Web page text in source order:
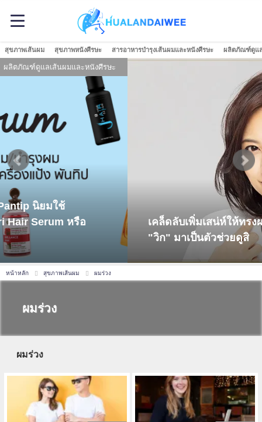
สุขภาพเส้นผม สุขภาพหนังศีรษะ สารอาหารบำรุงเส้นผมและหนังศีรษะ ผลิตภัณฑ์ดูแล
ษะ
เคล็ดลับเพิ่มเสน่ห์ให้ทรงผม ผมบางผมน้อยลองใ
"วิก" มาเป็นตัวช่วยดูสิ
หน้าหลัก สุขภาพเส้นผม ผมร่วง
ผมร่วง
ผมร่วง